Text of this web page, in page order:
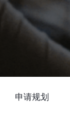
申请规划